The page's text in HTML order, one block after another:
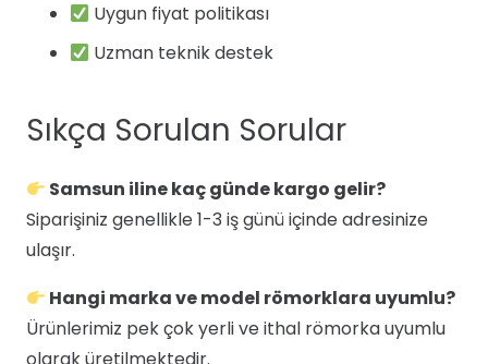
Uygun fiyat politikası
Uzman teknik destek
Sıkça Sorulan Sorular
Samsun iline kaç günde kargo gelir?
Siparişiniz genellikle 1-3 iş günü içinde adresinize
ulaşır.
Hangi marka ve model römorklara uyumlu?
Ürünlerimiz pek çok yerli ve ithal römorka uyumlu